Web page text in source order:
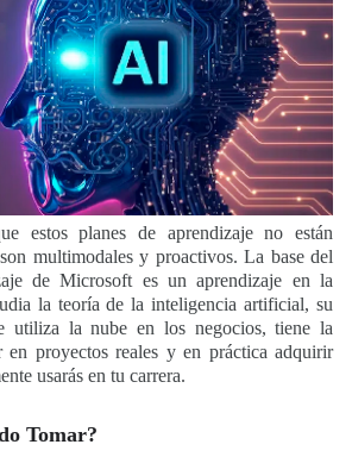
estos planes de aprendizaje no están
multimodales y proactivos. La base del
de Microsoft es un aprendizaje en la
la teoría de la inteligencia artificial, su
utiliza la nube en los negocios, tiene la
en proyectos reales y en práctica adquirir
usarás en tu carrera.
Tomar?